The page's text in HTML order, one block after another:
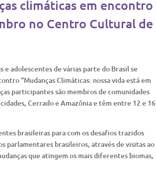
climáticas em encontro
no Centro Cultural de
e adolescentes de várias parte do Brasil se
“Mudanças Climáticas: nossa vida está em
participantes são membros de comunidades
Cerrado e Amazônia e têm entre 12 e 16
brasileiras para com os desafios trazidos
parlamentares brasileiros, através de visitas ao
que atingem os mais diferentes biomas,